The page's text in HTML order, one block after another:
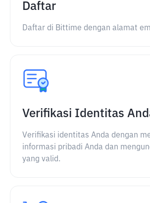
Daftar
Daftar di Bittime dengan alamat
Verifikasi Identitas
Verifikasi identitas Anda dengan
informasi pribadi Anda dan
yang valid.